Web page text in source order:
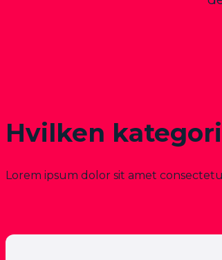
Hvilken
Lorem ipsum dolor sit amet